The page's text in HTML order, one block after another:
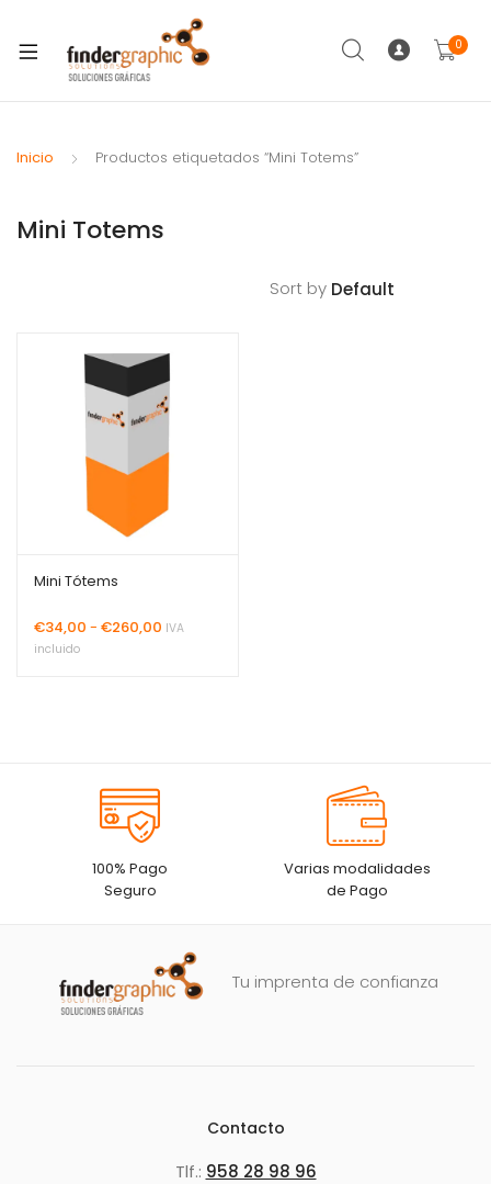
0
Inicio Productos etiquetados “Mini Totems”
Mini Totems
Sort by
Mini Tótems
€34,00 - €260,00 Rango
IVA
incluido
100% Pago
Seguro
Varias modalidades
de Pago
Tu imprenta de confianza
Contacto
Tlf.: 958 28 98 96